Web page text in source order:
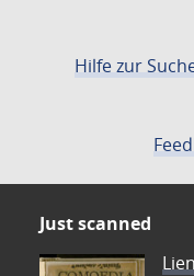
Hilfe zur
Just scanned